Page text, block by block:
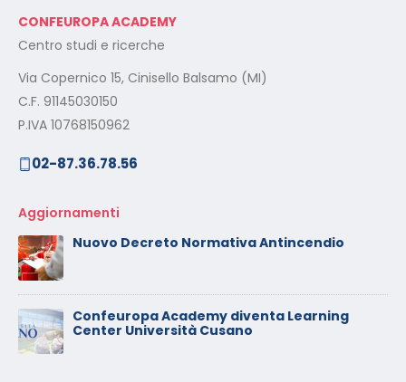
CONFEUROPA ACADEMY
Centro studi e ricerche
Via Copernico 15, Cinisello Balsamo (MI)
C.F. 91145030150
P.IVA 10768150962
02-87.36.78.56
Aggiornamenti
Nuovo Decreto Normativa Antincendio
Confeuropa Academy diventa Learning
Center Università Cusano